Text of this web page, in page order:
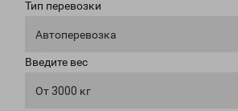
Тип перевозки
Автоперевозка
Введите вес
От 3000 кг